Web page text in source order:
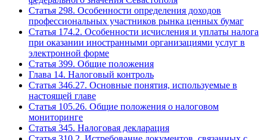
Статья 298. Особенности определения доходов
профессиональных участников рынка ценных бумаг
Статья 174.2. Особенности исчисления и уплаты налога
при оказании иностранными организациями услуг в
электронной форме
Статья 399. Общие положения
Глава 14. Налоговый контроль
Статья 346.27. Основные понятия, используемые в
настоящей главе
Статья 105.26. Общие положения о налоговом
мониторинге
Статья 345. Налоговая декларация